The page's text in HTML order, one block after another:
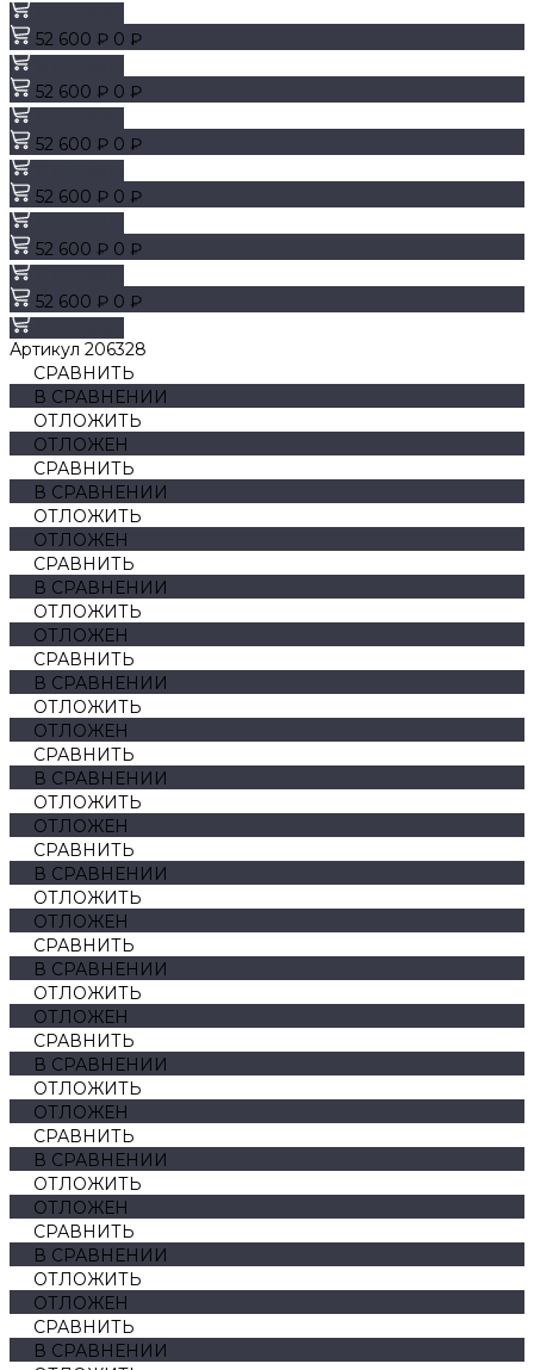
52 600 ₽ 0 ₽
52 600 ₽ 0 ₽
52 600 ₽ 0 ₽
52 600 ₽ 0 ₽
52 600 ₽ 0 ₽
52 600 ₽ 0 ₽
Артикул 206328
СРАВНИТЬ
В СРАВНЕНИИ
ОТЛОЖИТЬ
ОТЛОЖЕН
СРАВНИТЬ
В СРАВНЕНИИ
ОТЛОЖИТЬ
ОТЛОЖЕН
СРАВНИТЬ
В СРАВНЕНИИ
ОТЛОЖИТЬ
ОТЛОЖЕН
СРАВНИТЬ
В СРАВНЕНИИ
ОТЛОЖИТЬ
ОТЛОЖЕН
СРАВНИТЬ
В СРАВНЕНИИ
ОТЛОЖИТЬ
ОТЛОЖЕН
СРАВНИТЬ
В СРАВНЕНИИ
ОТЛОЖИТЬ
ОТЛОЖЕН
СРАВНИТЬ
В СРАВНЕНИИ
ОТЛОЖИТЬ
ОТЛОЖЕН
СРАВНИТЬ
В СРАВНЕНИИ
ОТЛОЖИТЬ
ОТЛОЖЕН
СРАВНИТЬ
В СРАВНЕНИИ
ОТЛОЖИТЬ
ОТЛОЖЕН
СРАВНИТЬ
В СРАВНЕНИИ
ОТЛОЖИТЬ
ОТЛОЖЕН
СРАВНИТЬ
В СРАВНЕНИИ